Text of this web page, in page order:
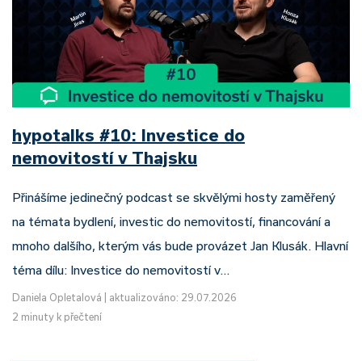
hypotalks #10: Investice do
nemovitostí v Thajsku
Přinášíme jedinečný podcast se skvělými hosty zaměřený
na témata bydlení, investic do nemovitostí, financování a
mnoho dalšího, kterým vás bude provázet Jan Klusák. Hlavní
téma dílu: Investice do nemovitostí v…
Daniela Opletalová
aktualizováno: 29.07.2026
2 minuty k přečtení